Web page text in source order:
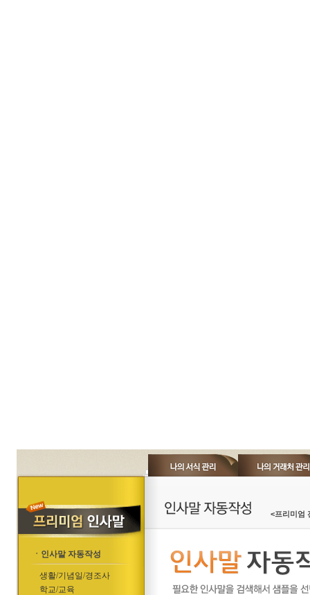
ㆍ인사말 자동작성
생활/기념일/경조사
학교/교육
<프리미엄